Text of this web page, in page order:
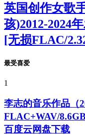
英国创作女歌
孩)2012-2024
[无损FLAC/
最受喜爱
1
李志的音乐作品（
FLAC+WAV/
百度云网盘下载